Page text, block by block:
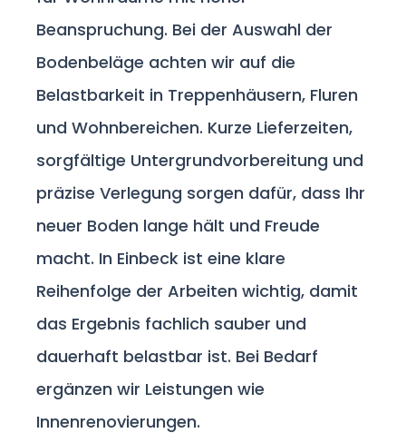
Beanspruchung. Bei der Auswahl der
Bodenbeläge achten wir auf die
Belastbarkeit in Treppenhäusern, Fluren
und Wohnbereichen. Kurze Lieferzeiten,
sorgfältige Untergrundvorbereitung und
präzise Verlegung sorgen dafür, dass Ihr
neuer Boden lange hält und Freude
macht. In Einbeck ist eine klare
Reihenfolge der Arbeiten wichtig, damit
das Ergebnis fachlich sauber und
dauerhaft belastbar ist. Bei Bedarf
ergänzen wir Leistungen wie
Innenrenovierungen.